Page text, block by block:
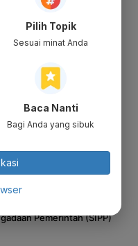
Pilih Topik
Sesuai minat Anda
Baca Nanti
Bagi Anda yang sibuk